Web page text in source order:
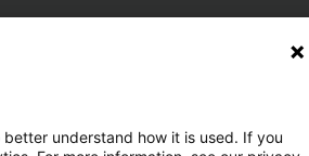
understand how it is used. If you